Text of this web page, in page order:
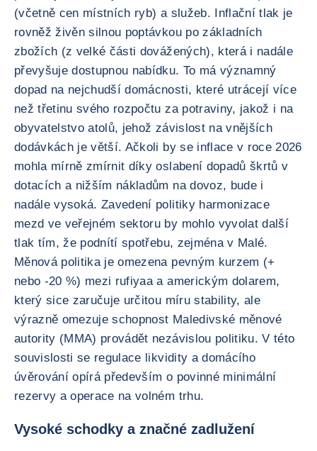
(včetně cen místních ryb) a služeb. Inflační tlak je
rovněž živěn silnou poptávkou po základních
zbožích (z velké části dovážených), která i nadále
převyšuje dostupnou nabídku. To má významný
dopad na nejchudší domácnosti, které utrácejí více
než třetinu svého rozpočtu za potraviny, jakož i na
obyvatelstvo atolů, jehož závislost na vnějších
dodávkách je větší. Ačkoli by se inflace v roce 2026
mohla mírně zmírnit díky oslabení dopadů škrtů v
dotacích a nižším nákladům na dovoz, bude i
nadále vysoká. Zavedení politiky harmonizace
mezd ve veřejném sektoru by mohlo vyvolat další
tlak tím, že podnítí spotřebu, zejména v Malé.
Měnová politika je omezena pevným kurzem (+
nebo -20 %) mezi rufiyaa a americkým dolarem,
který sice zaručuje určitou míru stability, ale
výrazně omezuje schopnost Maledivské měnové
autority (MMA) provádět nezávislou politiku. V této
souvislosti se regulace likvidity a domácího
úvěrování opírá především o povinné minimální
rezervy a operace na volném trhu.
Vysoké schodky a značné zadlužení